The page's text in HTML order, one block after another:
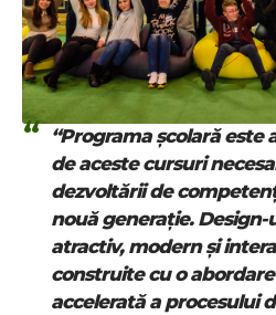
“Programa școlară este
de aceste cursuri
dezvoltării de
nouă generație. Design-
atractiv, modern și
construite cu o
accelerată a procesului